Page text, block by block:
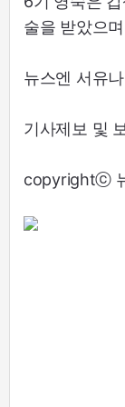
술을 받았으
뉴스엔 서유
기사제보 및
copyrightⓒ